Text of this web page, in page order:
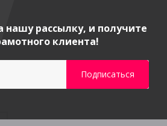
нашу рассылку, и получите
клиента!